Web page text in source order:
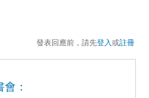
發表回應前，請先登入或註冊
：